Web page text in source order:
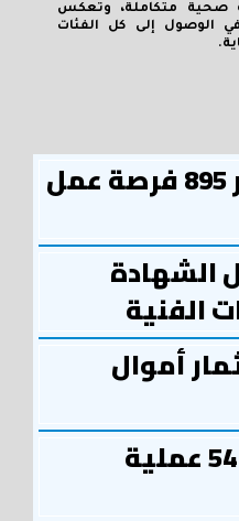
صحية متكاملة، وتعكس
الوصول إلى كل الفئات
مديرية العمل توفر 895 فرصة عمل
الشهادة
الفنية
أموال
«صناع الخير» تجري 54 عملية